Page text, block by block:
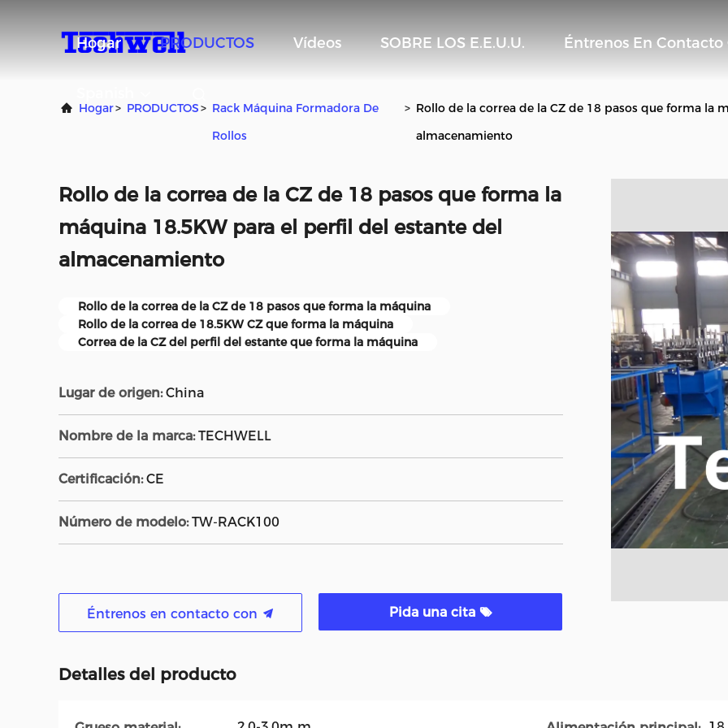
Hogar PRODUCTOS Vídeos SOBRE LOS E.E.U.U. Éntrenos En Contacto
Hogar> PRODUCTOS> Rack Máquina Formadora De
Rollos
> Rollo de la correa de la CZ de 18 pasos que forma la
almacenamiento
Rollo de la correa de la CZ de 18 pasos que forma la
máquina 18.5KW para el perfil del estante del
almacenamiento
Rollo de la correa de la CZ de 18 pasos que forma la máquina
Rollo de la correa de 18.5KW CZ que forma la máquina
Correa de la CZ del perfil del estante que forma la máquina
Lugar de origen: China
Nombre de la marca: TECHWELL
Certificación: CE
Número de modelo: TW-RACK100
Éntrenos en contacto con Pida una cita
Detalles del producto